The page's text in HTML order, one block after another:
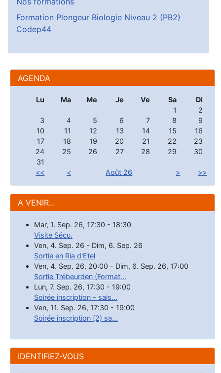
AGENDA
Lu Ma Me Je Ve Sa
Di
1
2
3
4 5 6 7 8
9
10
11 12 13 14 15
16
17
18 19 20 21 22
23
24
25 26 27 28 29
30
31
<<
< Août 26 > >>
A VENIR...
Mar, 1. Sep. 26, 17:30 - 18:30
Visite Sécu.
Ven, 4. Sep. 26 - Dim, 6. Sep. 26
Sortie en Ria d'Etel
Ven, 4. Sep. 26, 20:00 - Dim, 6. Sep. 26, 17:00
Sortie Trébeurden (Format...
Lun, 7. Sep. 26, 17:30 - 19:00
Soirée inscription - sais...
Ven, 11. Sep. 26, 17:30 - 19:00
Soirée inscription (2) sa...
IDENTIFIEZ-VOUS
Formation Plongeur Biologie Niveau 2 (PB2)
Codep44